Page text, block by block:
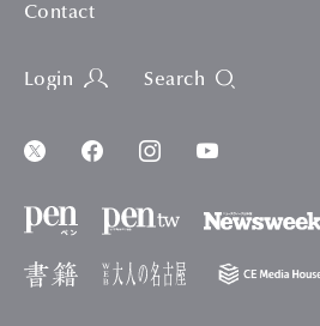
Contact
Login Search